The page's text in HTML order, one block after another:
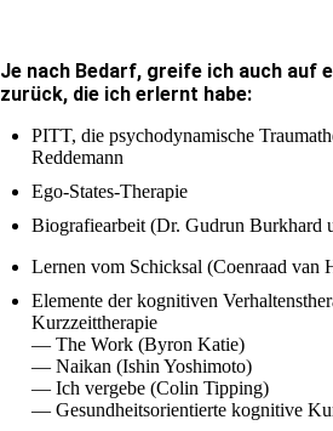
Je nach Bedarf, greife ich auch auf
zurück, die ich erlernt habe:
PITT, die psychodynamische
Reddemann
Ego-States-Therapie
Biografiearbeit (Dr. Gudrun Burkhard
Lernen vom Schicksal (Coenraad van
Elemente der kognitiven
Kurzzeittherapie
— The Work (Byron Katie)
— Naikan (Ishin Yoshimoto)
— Ich vergebe (Colin Tipping)
— Gesundheitsorientierte kognitive